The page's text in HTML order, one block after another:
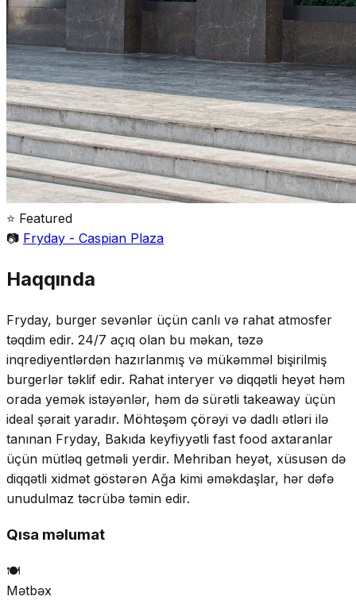
⭐ Featured
📷 Fryday - Caspian Plaza
Haqqında
Fryday, burger sevənlər üçün canlı və rahat atmosfer
təqdim edir. 24/7 açıq olan bu məkan, təzə
inqrediyentlərdən hazırlanmış və mükəmməl bişirilmiş
burgerlər təklif edir. Rahat interyer və diqqətli heyət həm
orada yemək istəyənlər, həm də sürətli takeaway üçün
ideal şərait yaradır. Möhtəşəm çörəyi və dadlı ətləri ilə
tanınan Fryday, Bakıda keyfiyyətli fast food axtaranlar
üçün mütləq getməli yerdir. Mehriban heyət, xüsusən də
diqqətli xidmət göstərən Ağa kimi əməkdaşlar, hər dəfə
unudulmaz təcrübə təmin edir.
Qısa məlumat
🍽️
Mətbəx